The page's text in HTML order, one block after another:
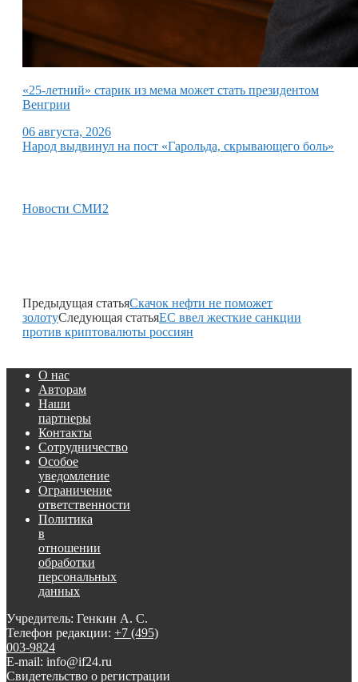
«25-летний» старик из мема может стать президентом
Венгрии
06 августа, 2026
Народ выдвинул на пост «Гарольда, скрывающего боль»
Новости СМИ2
Предыдущая статьяСкачок нефти не поможет
золотуСледующая статьяЕС ввел жесткие санкции
против криптовалюты россиян
О нас
Авторам
Наши
партнеры
Контакты
Сотрудничество
Особое
уведомление
Ограничение
ответственности
Политика
в
отношении
обработки
персональных
данных
Учредитель: Генкин А. С.
Телефон редакции: +7 (495)
003-9824
E-mail: info@if24.ru
Свидетельство о регистрации